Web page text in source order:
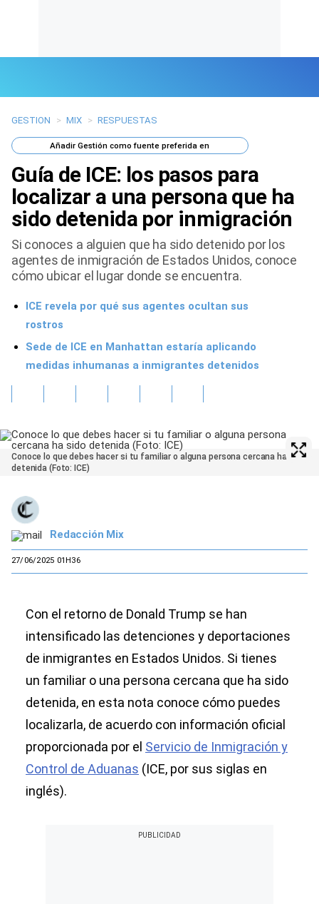
Últimas Noticias
Mi Bolsillo
Respuestas
Gente
Vida Laboral
GESTION > MIX > RESPUESTAS
AñadirGestión como fuente preferida en
Guía de ICE: los pasos para
localizar a una persona que ha
sido detenida por inmigración
Si conoces a alguien que ha sido detenido por los
agentes de inmigración de Estados Unidos, conoce
cómo ubicar el lugar donde se encuentra.
ICE revela por qué sus agentes ocultan sus
rostros
Sede de ICE en Manhattan estaría aplicando
medidas inhumanas a inmigrantes detenidos
Conoce lo que debes hacer si tu familiar o alguna persona cercana ha sido
detenida (Foto: ICE)
Redacción Mix
27/06/2025 01H36
Con el retorno de Donald Trump se han
intensificado las detenciones y deportaciones
de inmigrantes en Estados Unidos. Si tienes
un familiar o una persona cercana que ha sido
detenida, en esta nota conoce cómo puedes
localizarla, de acuerdo con información oficial
proporcionada por el Servicio de Inmigración y
Control de Aduanas (ICE, por sus siglas en
inglés).